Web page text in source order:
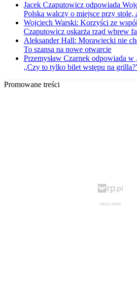
Jacek Czaputowicz odpowiada
Polska walczy o miejsce przy stole,
Wojciech Warski: Korzyści ze
Czaputowicz oskarża rząd wbrew
Aleksander Hall: Morawiecki nie
To szansa na nowe otwarcie
Przemysław Czarnek odpowiada
„Czy to tylko bilet wstępu na
Promowane treści